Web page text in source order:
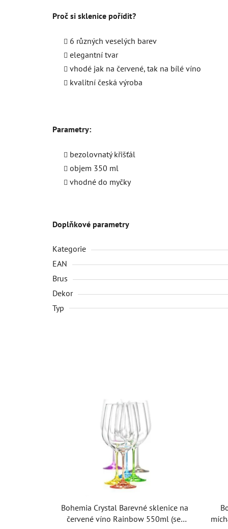
Proč si sklenice pořídit?
6 různých veselých barev
elegantní tvar
vhodé jak na červené, tak na bílé víno
kvalitní česká výroba
Parametry:
bezolovnatý křišťál
objem 350 ml
vhodné do myčky
Doplňkové parametry
Kategorie
EAN
Brus
Dekor
Typ
Bohemia Crystal Barevné sklenice na
červené víno Rainbow 550ml (set